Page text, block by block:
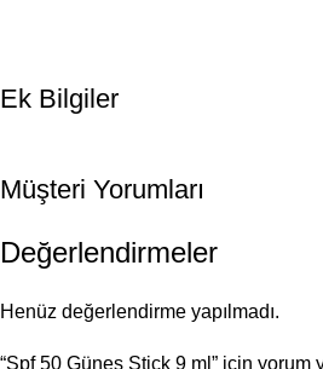
Ek Bilgiler
Müşteri Yorumları
Değerlendirmeler
Henüz değerlendirme yapılmadı.
“Spf 50 Güneş Stick 9 ml” için yorum